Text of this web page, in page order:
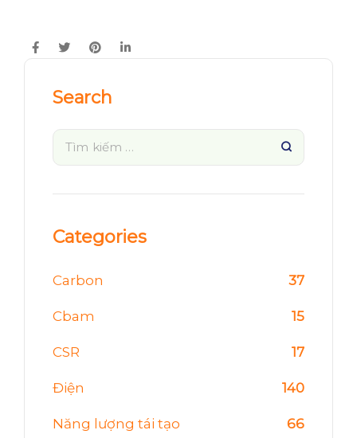
Search
Categories
Carbon 37
Cbam 15
CSR 17
Điện 140
Năng lượng tái tạo 66